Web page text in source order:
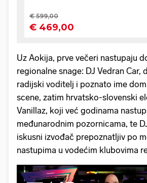
Uz Aokija, prve večeri nastupaju
regionalne snage: DJ Vedran Car,
radijski voditelj i poznato ime
scene, zatim hrvatsko-slovenski
Vanillaz, koji već godinama
međunarodnim pozornicama, te
iskusni izvođač prepoznatljiv po
nastupima u vodećim klubovima